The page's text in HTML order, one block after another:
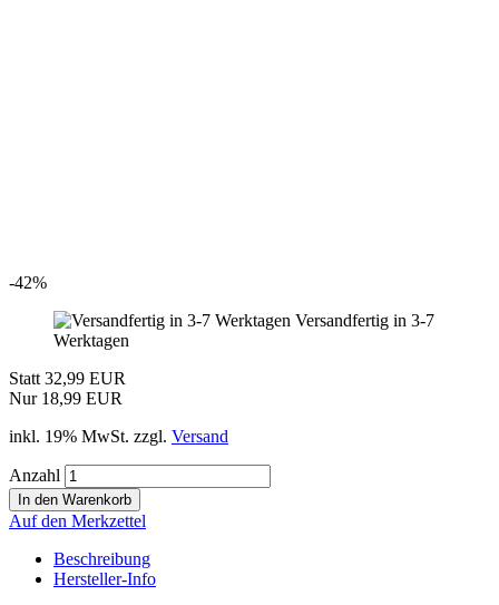
-42%
Versandfertig in 3-7
Werktagen
Statt 32,99 EUR
Nur 18,99 EUR
inkl. 19% MwSt. zzgl. Versand
Anzahl
Auf den Merkzettel
Beschreibung
Hersteller-Info